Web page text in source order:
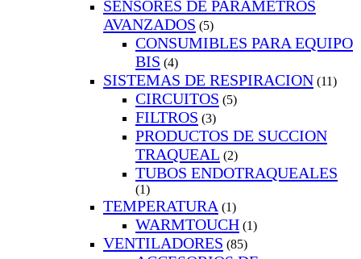
SENSORES DE PARAMETROS
AVANZADOS (5)
CONSUMIBLES PARA EQUIPO
BIS (4)
SISTEMAS DE RESPIRACION (11)
CIRCUITOS (5)
FILTROS (3)
PRODUCTOS DE SUCCION
TRAQUEAL (2)
TUBOS ENDOTRAQUEALES
(1)
TEMPERATURA (1)
WARMTOUCH (1)
VENTILADORES (85)